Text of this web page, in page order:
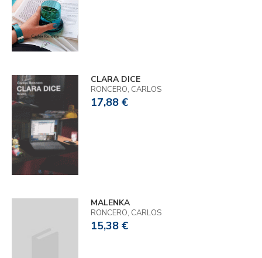
CLARA DICE
RONCERO, CARLOS
17,88 €
MALENKA
RONCERO, CARLOS
15,38 €